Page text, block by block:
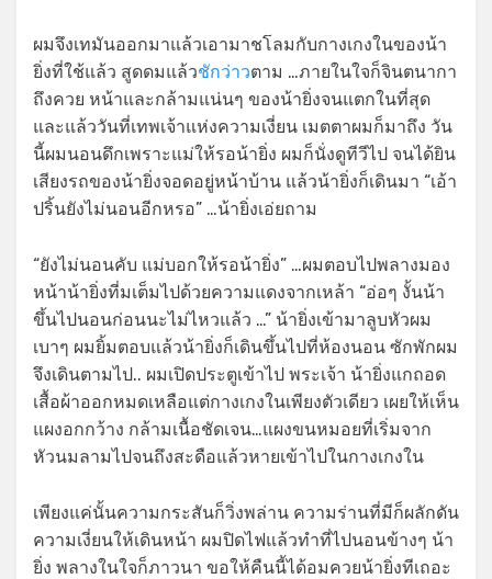
ผมจึงเทมันออกมาแล้วเอามาชโลมกับกางเกงในของน้า
ยิ่งที่ใช้แล้ว สูดดมแล้วชักว่าวตาม …ภายในใจก็จินตนากา
ถึงควย หน้าและกล้ามแน่นๆ ของน้ายิ่งจนแตกในที่สุด
และแล้ววันที่เทพเจ้าแห่งความเงี่ยน เมตตาผมก็มาถึง วัน
นี้ผมนอนดึกเพราะแม่ให้รอน้ายิ่ง ผมก็นั่งดูทีวีไป จนได้ยิน
เสียงรถของน้ายิ่งจอดอยู่หน้าบ้าน แล้วน้ายิ่งก็เดินมา “เอ้า
ปริ้นยังไม่นอนอีกหรอ” …น้ายิ่งเอ่ยถาม
“ยังไม่นอนคับ แม่บอกให้รอน้ายิ่ง” …ผมตอบไปพลางมอง
หน้าน้ายิ่งที่มเต็มไปด้วยความแดงจากเหล้า “อ่อๆ งั้นน้า
ขึ้นไปนอนก่อนนะไม่ไหวแล้ว …” น้ายิ่งเข้ามาลูบหัวผม
เบาๆ ผมยิ้มตอบแล้วน้ายิ่งก็เดินขึ้นไปที่ห้องนอน ซักพักผม
จึงเดินตามไป.. ผมเปิดประตูเข้าไป พระเจ้า น้ายิ่งแกถอด
เสื้อผ้าออกหมดเหลือแต่กางเกงในเพียงตัวเดียว เผยให้เห็น
แผงอกกว้าง กล้ามเนื้อชัดเจน…แผงขนหมอยที่เริ่มจาก
หัวนมลามไปจนถึงสะดือแล้วหายเข้าไปในกางเกงใน
เพียงแค่นั้นความกระสันก็วิ่งพล่าน ความร่านที่มีก็ผลักดัน
ความเงี่ยนให้เดินหน้า ผมปิดไฟแล้วทำที่ไปนอนข้างๆ น้า
ยิ่ง พลางในใจก็ภาวนา ขอให้คืนนี้ได้อมควยน้ายิ่งทีเถอะ